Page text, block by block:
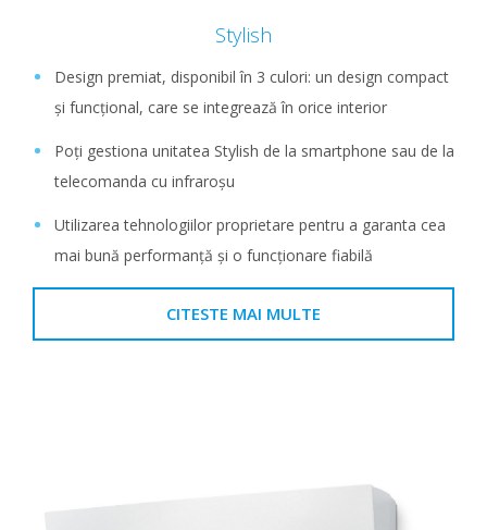
Stylish
Design premiat, disponibil în 3 culori: un design compact
și funcțional, care se integrează în orice interior
Poți gestiona unitatea Stylish de la smartphone sau de la
telecomanda cu infraroșu
Utilizarea tehnologiilor proprietare pentru a garanta cea
mai bună performanță și o funcționare fiabilă
CITESTE MAI MULTE